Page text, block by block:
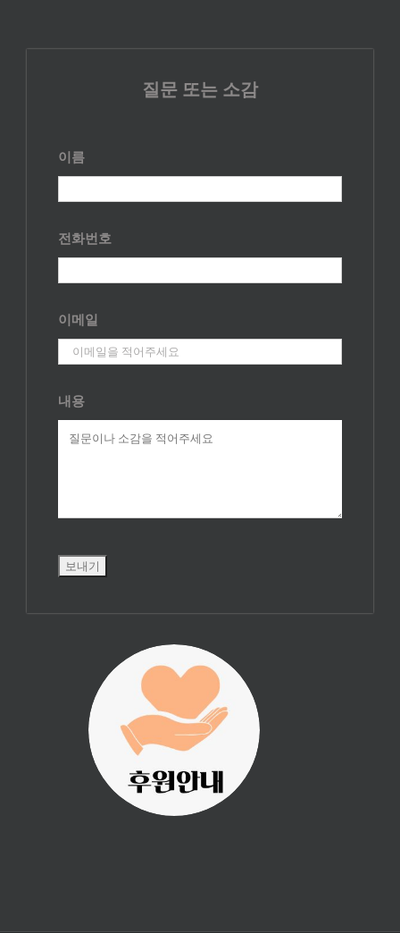
질문 또는 소감
이름
전화번호
이메일
내용
진리횃불 사역은
여러분의 후원으
로 이루어집니다.